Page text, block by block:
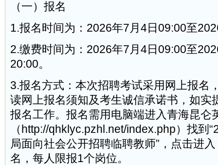
（一）报名
1.报名时间为：2026年7月4日09:00至
2.缴费时间为：2026年7月4日09:00至
20:00。
3.报名方式：本次招聘考试采用网上报名
读网上报名须知及考生诚信承诺书，如实
报名工作。报名需用电脑端进入青海昆仑
（http://qhklyc.pzhl.net/index.php）找到
局面向社会公开招聘临聘教师”，点击进
名，每人限报1个岗位。